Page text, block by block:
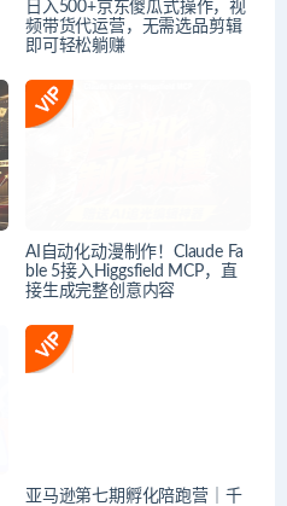
日入500+京东傻瓜式操作，视
频带货代运营，无需选品剪辑
即可轻松躺赚
AI自动化动漫制作！Claude Fa
ble 5接入Higgsfield MCP，直
接生成完整创意内容
亚马逊第七期孵化陪跑营｜千